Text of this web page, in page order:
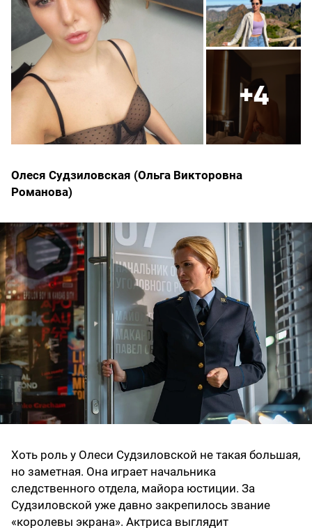
+4
Олеся Судзиловская (Ольга Викторовна
Романова)
Хоть роль у Олеси Судзиловской не такая большая,
но заметная. Она играет начальника
следственного отдела, майора юстиции. За
Судзиловской уже давно закрепилось звание
«королевы экрана». Актриса выглядит